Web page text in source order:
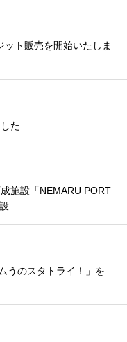
ト販売を開始いたしま
た
施設「NEMARU PORT
うのスタトライ！」を